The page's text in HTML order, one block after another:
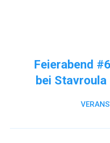
Design
Kommunikation
Feierabend
bei